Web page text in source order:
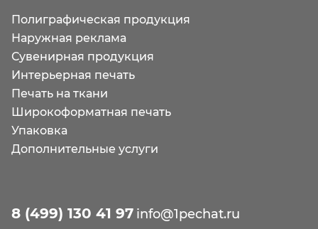
Полиграфическая продукция
Наружная реклама
Сувенирная продукция
Интерьерная печать
Печать на ткани
Широкоформатная печать
Упаковка
Дополнительные услуги
8 (499) 130 41 97 info@1pechat.ru